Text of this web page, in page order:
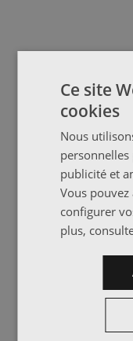
Ce site
cookies
Nous
publicité et
Vous
configurer
plus,